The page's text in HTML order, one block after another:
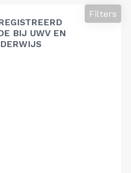
BIJ UWV EN
Filters